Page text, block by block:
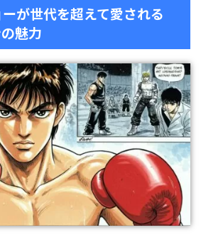
が世代を超えて愛される
魅力